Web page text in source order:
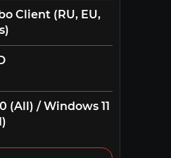
Client (RU, EU,
(All) / Windows 11